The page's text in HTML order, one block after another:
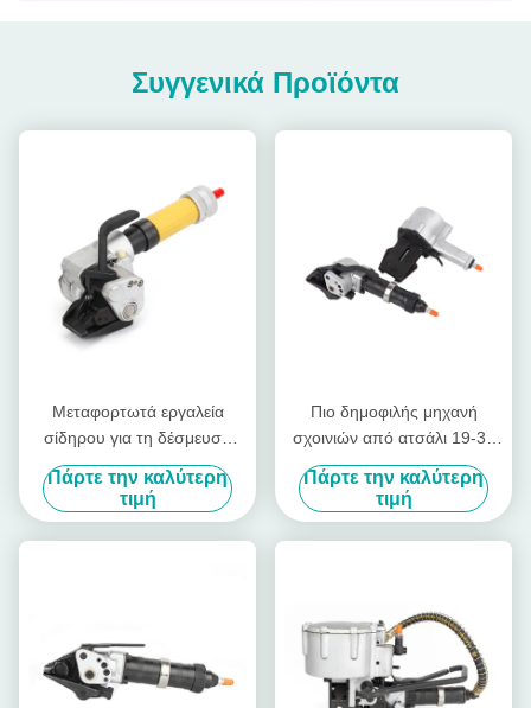
Συγγενικά Προϊόντα
Μεταφορτωτά εργαλεία
σίδηρου για τη δέσμευση
σιδηροτροχιακών
περιτυλίξεων
Πάρτε την καλύτερη
τιμή
Πιο δημοφιλής μηχανή
σχοινιών από ατσάλι 19-32
mm
Πάρτε την καλύτερη
τιμή